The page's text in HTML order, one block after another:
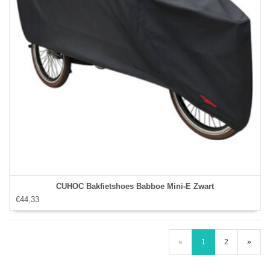
CUHOC Bakfietshoes Babboe Mini-E Zwart
€44,33
« 1 2 »